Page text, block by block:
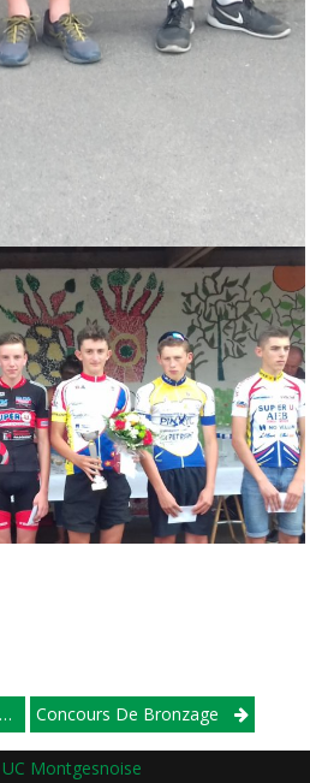
Concours De Bronzage
UC Montgesnoise